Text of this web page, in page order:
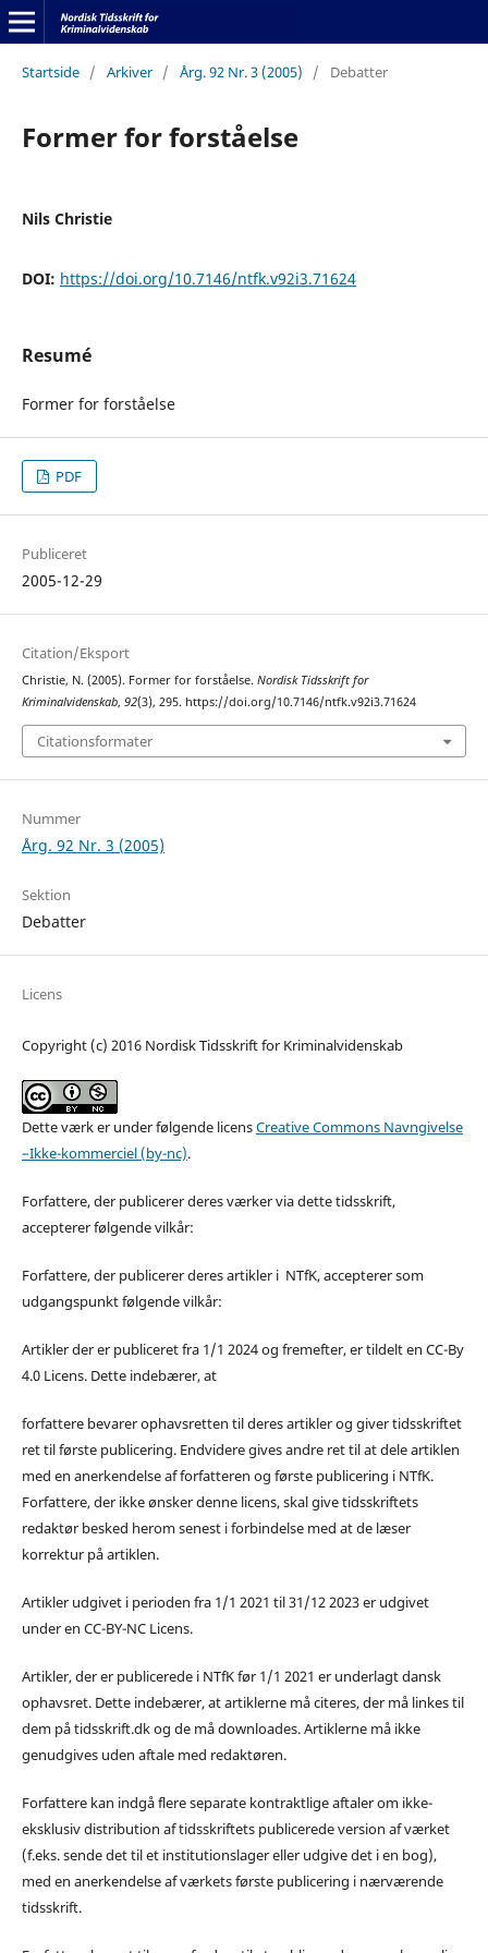
Startside / Arkiver / Årg. 92 Nr. 3 (2005) / Debatter
Former for forståelse
Nils Christie
DOI: https://doi.org/10.7146/ntfk.v92i3.71624
Resumé
Former for forståelse
PDF
Publiceret
2005-12-29
Citation/Eksport
Christie, N. (2005). Former for forståelse. Nordisk Tidsskrift for
Kriminalvidenskab, 92(3), 295. https://doi.org/10.7146/ntfk.v92i3.71624
Citationsformater
Nummer
Årg. 92 Nr. 3 (2005)
Sektion
Debatter
Licens
Copyright (c) 2016 Nordisk Tidsskrift for Kriminalvidenskab
Dette værk er under følgende licensCreative Commons Navngivelse
–Ikke-kommerciel (by-nc).
Forfattere, der publicerer deres værker via dette tidsskrift,
accepterer følgende vilkår:
Forfattere, der publicerer deres artikler i NTfK, accepterer som
udgangspunkt følgende vilkår:
Artikler der er publiceret fra 1/1 2024 og fremefter, er tildelt en CC-By
4.0 Licens. Dette indebærer, at
forfattere bevarer ophavsretten til deres artikler og giver tidsskriftet
ret til første publicering. Endvidere gives andre ret til at dele artiklen
med en anerkendelse af forfatteren og første publicering i NTfK.
Forfattere, der ikke ønsker denne licens, skal give tidsskriftets
redaktør besked herom senest i forbindelse med at de læser
korrektur på artiklen.
Artikler udgivet i perioden fra 1/1 2021 til 31/12 2023 er udgivet
under en CC-BY-NC Licens.
Artikler, der er publicerede i NTfK før 1/1 2021 er underlagt dansk
ophavsret. Dette indebærer, at artiklerne må citeres, der må linkes til
dem på tidsskrift.dk og de må downloades. Artiklerne må ikke
genudgives uden aftale med redaktøren.
Forfattere kan indgå flere separate kontraktlige aftaler om ikke-
eksklusiv distribution af tidsskriftets publicerede version af værket
(f.eks. sende det til et institutionslager eller udgive det i en bog),
med en anerkendelse af værkets første publicering i nærværende
tidsskrift.